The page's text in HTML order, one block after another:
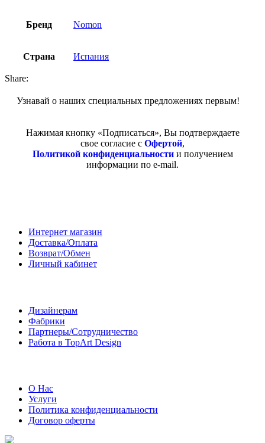
Бренд Nomon
Страна Испания
Share:
Узнавай о наших специальных предложениях первым!
Нажимая кнопку «Подписаться», Вы подтверждаете
свое согласие с Офертой,
Политикой конфиденциальностии получением
информации по e-mail.
Интернет магазин
Доставка/Оплата
Возврат/Обмен
Личный кабинет
Дизайнерам
Фабрики
Партнеры/Сотрудничество
Работа в TopArt Design
О Нас
Услуги
Политика конфиденциальности
Договор оферты